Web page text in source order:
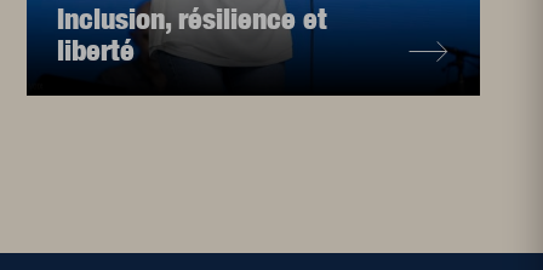
Inclusion, résilience et
liberté